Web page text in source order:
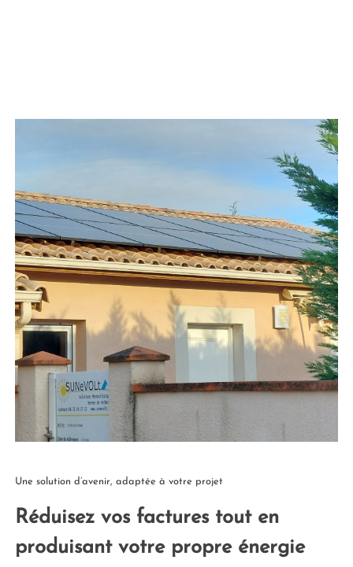
Une solution d’avenir, adaptée à votre projet
Réduisez vos factures tout en
produisant votre propre énergie